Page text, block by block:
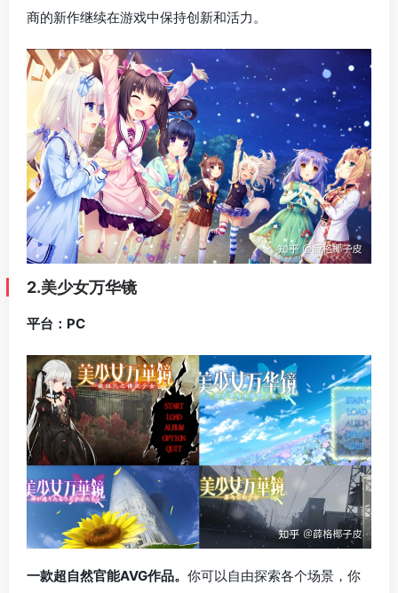
商的新作继续在游戏中保持创新和活力。
2.美少女万华镜
平台：PC
一款超自然官能AVG作品。 你可以自由探索各个场景，你